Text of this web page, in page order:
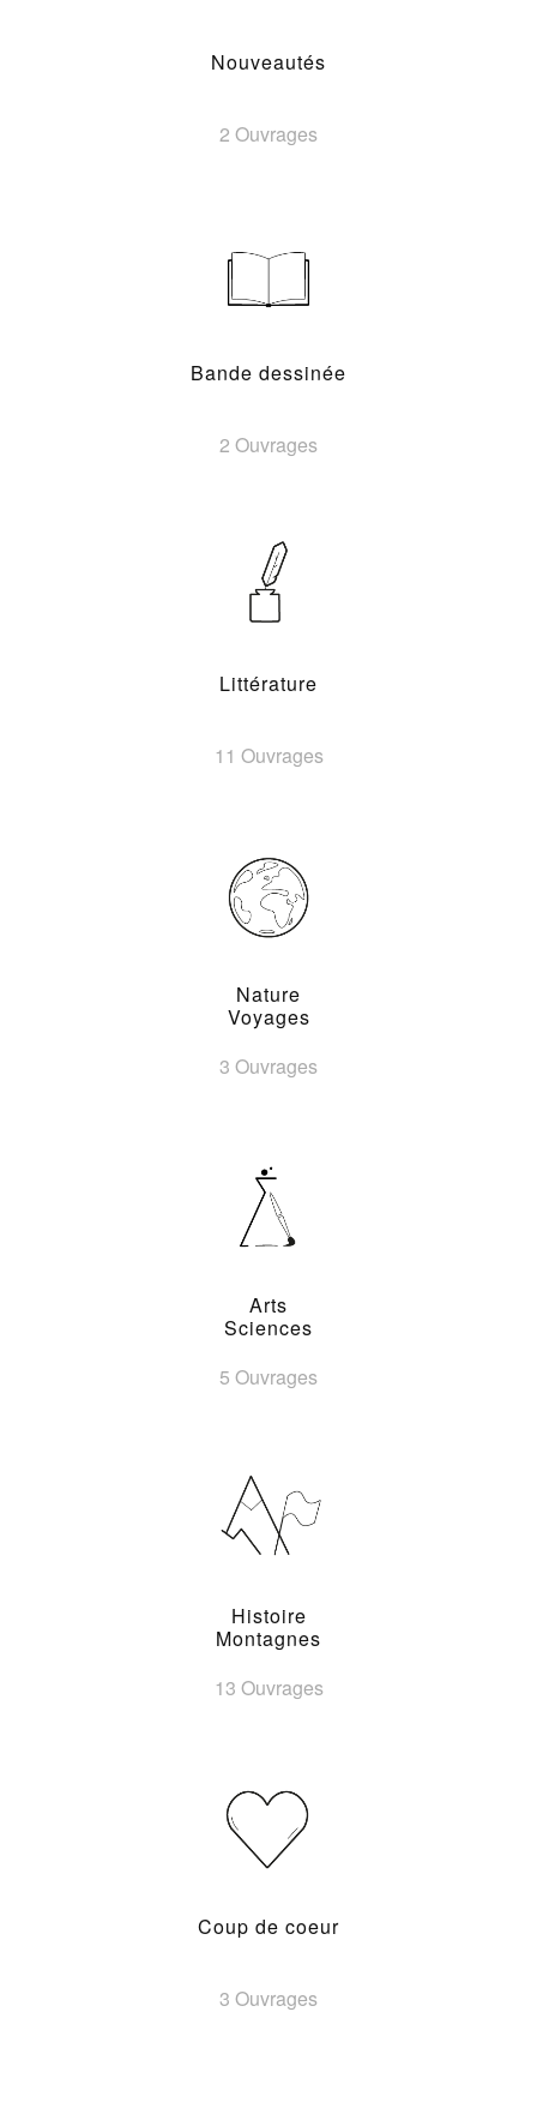
Nouveautés
2 Ouvrages
Bande dessinée
2 Ouvrages
Littérature
11 Ouvrages
Nature
Voyages
3 Ouvrages
Arts
Sciences
5 Ouvrages
Histoire
Montagnes
13 Ouvrages
Coup de coeur
3 Ouvrages